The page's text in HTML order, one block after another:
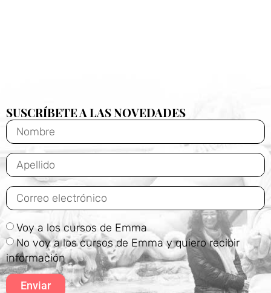
SUSCRÍBETE A LAS NOVEDADES
Voy a los cursos de Emma
No voy a los cursos de Emma y quiero recibir
información
Enviar